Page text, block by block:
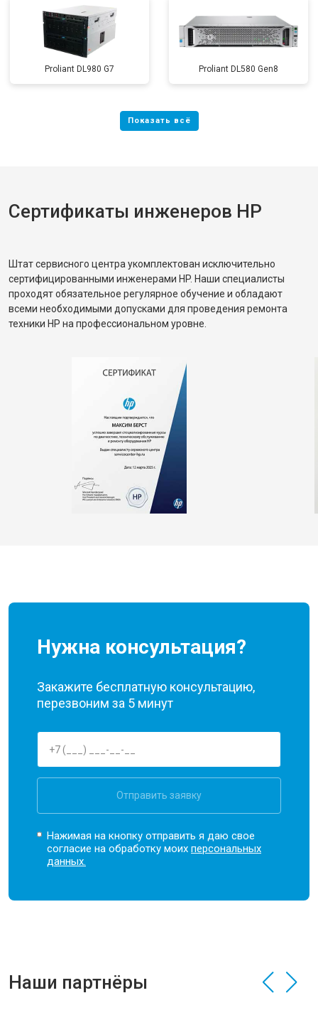
Proliant DL980 G7 Proliant DL580 Gen8
Сертификаты инженеров HP
Штат сервисного центра укомплектован исключительно
сертифицированными инженерами HP. Наши специалисты
проходят обязательное регулярное обучение и обладают
всеми необходимыми допусками для проведения ремонта
техники HP на профессиональном уровне.
Нужна консультация?
Закажите бесплатную консультацию,
перезвоним за 5 минут
Отправить заявку
Нажимая на кнопку отправить я даю свое
согласие на обработку моихперсональных
данных.
Наши партнёры